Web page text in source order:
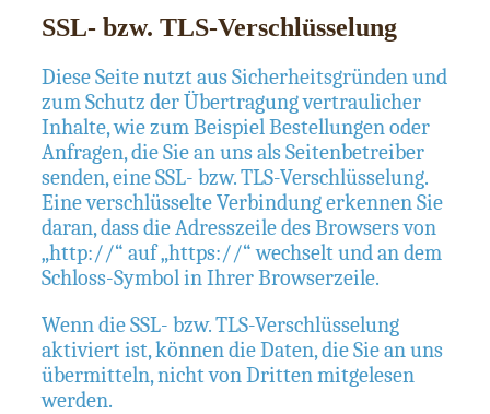
SSL- bzw. TLS-Verschlüsselung
Diese Seite nutzt aus Sicherheitsgründen und
zum Schutz der Übertragung vertraulicher
Inhalte, wie zum Beispiel Bestellungen oder
Anfragen, die Sie an uns als Seitenbetreiber
senden, eine SSL- bzw. TLS-Verschlüsselung.
Eine verschlüsselte Verbindung erkennen Sie
daran, dass die Adresszeile des Browsers von
„http://“ auf „https://“ wechselt und an dem
Schloss-Symbol in Ihrer Browserzeile.
Wenn die SSL- bzw. TLS-Verschlüsselung
aktiviert ist, können die Daten, die Sie an uns
übermitteln, nicht von Dritten mitgelesen
werden.